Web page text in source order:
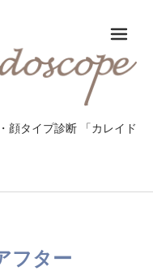
顔タイプ診断 「カレイド
フター